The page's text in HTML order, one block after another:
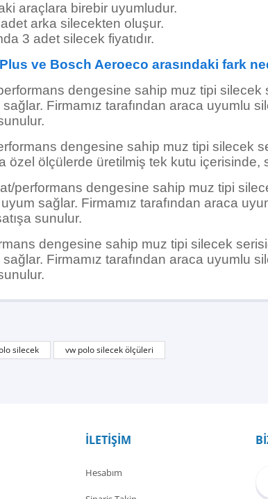
araçlara birebir uyumludur.
arka silecekten oluşur.
3 adet silecek fiyatıdır.
ve Bosch Aeroeco arasındaki fark
dengesine sahip muz tipi
Firmamız tarafından araca uyumlu
dengesine sahip muz tipi silecek
özel ölçülerde üretilmiş tek kutu
performans dengesine sahip muz tipi
sağlar. Firmamız tarafından araca
sunulur.
dengesine sahip muz tipi silecek
Firmamız tarafından araca uyumlu
Bu ürüne ilk yorumu siz yapın!
silecek vw polo silecek ölçüleri
İLETİŞİM
Hesabım